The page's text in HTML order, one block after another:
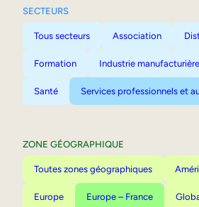
SECTEURS
Tous secteurs Association
Formation Industrie manufacturière
Santé Services professionnels et
ZONE GÉOGRAPHIQUE
Toutes zones géographiques
Europe Europe – France